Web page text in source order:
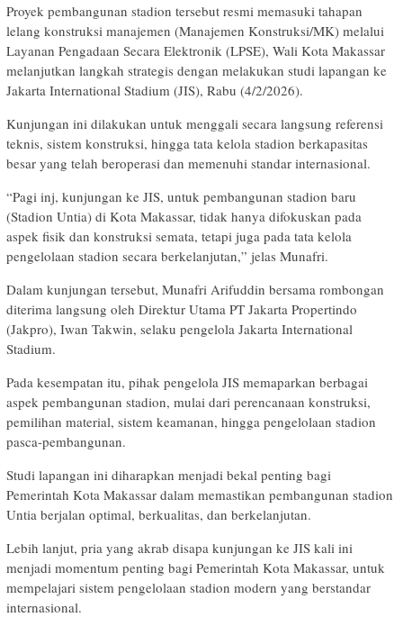
Proyek pembangunan stadion tersebut resmi memasuki tahapan
lelang konstruksi manajemen (Manajemen Konstruksi/MK) melalui
Layanan Pengadaan Secara Elektronik (LPSE), Wali Kota Makassar
melanjutkan langkah strategis dengan melakukan studi lapangan ke
Jakarta International Stadium (JIS), Rabu (4/2/2026).
Kunjungan ini dilakukan untuk menggali secara langsung referensi
teknis, sistem konstruksi, hingga tata kelola stadion berkapasitas
besar yang telah beroperasi dan memenuhi standar internasional.
“Pagi inj, kunjungan ke JIS, untuk pembangunan stadion baru
(Stadion Untia) di Kota Makassar, tidak hanya difokuskan pada
aspek fisik dan konstruksi semata, tetapi juga pada tata kelola
pengelolaan stadion secara berkelanjutan,” jelas Munafri.
Dalam kunjungan tersebut, Munafri Arifuddin bersama rombongan
diterima langsung oleh Direktur Utama PT Jakarta Propertindo
(Jakpro), Iwan Takwin, selaku pengelola Jakarta International
Stadium.
Pada kesempatan itu, pihak pengelola JIS memaparkan berbagai
aspek pembangunan stadion, mulai dari perencanaan konstruksi,
pemilihan material, sistem keamanan, hingga pengelolaan stadion
pasca-pembangunan.
Studi lapangan ini diharapkan menjadi bekal penting bagi
Pemerintah Kota Makassar dalam memastikan pembangunan stadion
Untia berjalan optimal, berkualitas, dan berkelanjutan.
Lebih lanjut, pria yang akrab disapa kunjungan ke JIS kali ini
menjadi momentum penting bagi Pemerintah Kota Makassar, untuk
mempelajari sistem pengelolaan stadion modern yang berstandar
internasional.